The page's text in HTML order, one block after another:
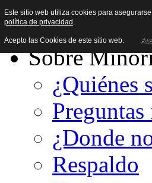
Sobre
¿Quiénes
Preguntas
¿Donde
Respaldo
Este sitio web utiliza cookies para
política de privacidad .
Acepto las Cookies de este sitio web.